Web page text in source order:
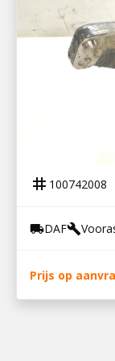
FUSEE
tag 100742008
local_shippingDAFbuild
Prijs op